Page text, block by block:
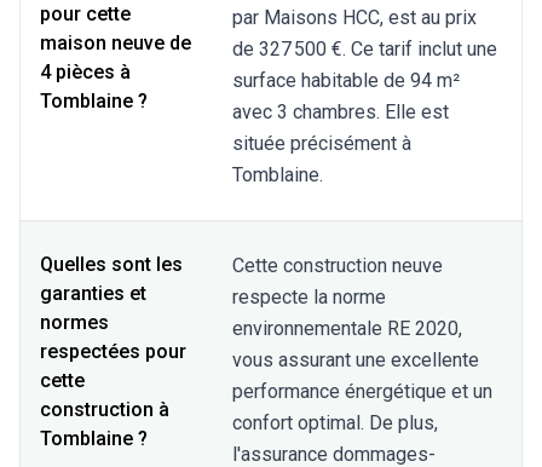
pour cette
maison neuve de
4 pièces à
Tomblaine ?
par Maisons HCC, est au prix
de 327 500 €. Ce tarif inclut une
surface habitable de 94 m²
avec 3 chambres. Elle est
située précisément à
Tomblaine.
Quelles sont les
garanties et
normes
respectées pour
cette
construction à
Tomblaine ?
Cette construction neuve
respecte la norme
environnementale RE 2020,
vous assurant une excellente
performance énergétique et un
confort optimal. De plus,
l'assurance dommages-